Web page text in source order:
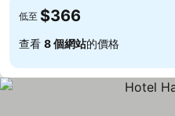
低至 $366
查看 8 個網站的價格